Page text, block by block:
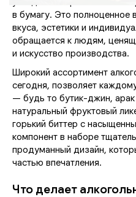
в бумагу. Это полноценное
вкуса, эстетики и
обращается к людям,
и искусство производства.
Широкий ассортимент
сегодня, позволяет
— будь то бутик-джин, арак
натуральный фруктовый
горький биттер с
компонент в наборе
продуманный дизайн,
частью впечатления.
Что делает